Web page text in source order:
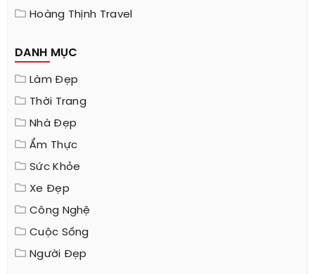
Hoàng Thịnh Travel
DANH MỤC
Làm Đẹp
Thời Trang
Nhà Đẹp
Ẩm Thực
Sức Khỏe
Xe Đẹp
Công Nghệ
Cuộc Sống
Người Đẹp